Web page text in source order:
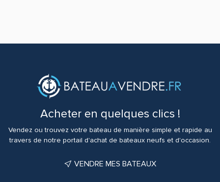
Acheter en quelques clics !
Vendez ou trouvez votre bateau de manière simple et rapide au
travers de notre portail d'achat de bateaux neufs et d'occasion.
VENDRE MES BATEAUX